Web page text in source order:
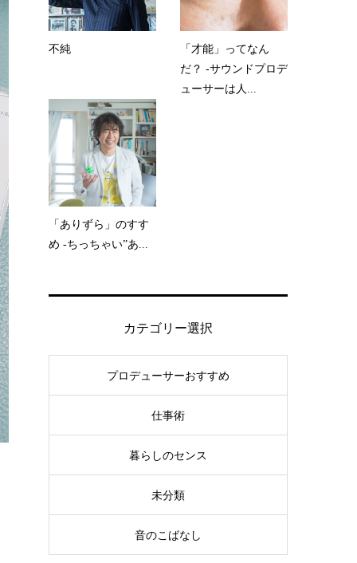
不純
「才能」ってなん
だ？ -サウンドプロデ
ューサーは人...
「ありずら」のすす
め -ちっちゃい”あ...
カテゴリー選択
プロデューサーおすすめ
仕事術
暮らしのセンス
未分類
音のこばなし